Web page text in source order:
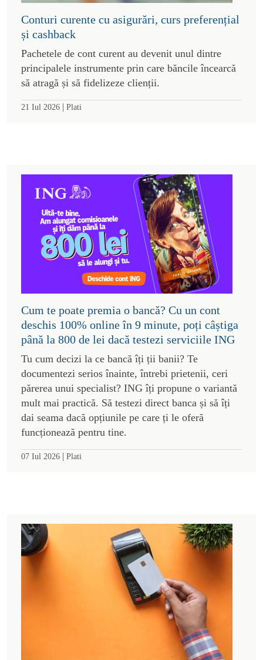
Conturi curente cu asigurări, curs preferențial
și cashback
Pachetele de cont curent au devenit unul dintre
principalele instrumente prin care băncile încearcă
să atragă și să fidelizeze clienții.
21 Iul 2026 | Plati
Cum te poate premia o bancă? Cu un cont
deschis 100% online în 9 minute, poți câștiga
până la 800 de lei dacă testezi serviciile ING
Tu cum decizi la ce bancă îți ții banii? Te
documentezi serios înainte, întrebi prietenii, ceri
părerea unui specialist? ING îți propune o variantă
mult mai practică. Să testezi direct banca și să îți
dai seama dacă opțiunile pe care ți le oferă
funcționează pentru tine.
07 Iul 2026 | Plati